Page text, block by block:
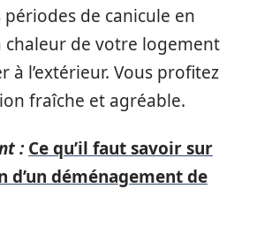
de canicule en
chaleur de votre logement
à l’extérieur. Vous profitez
fraîche et agréable.
: Ce qu’il faut savoir sur
d’un déménagement de